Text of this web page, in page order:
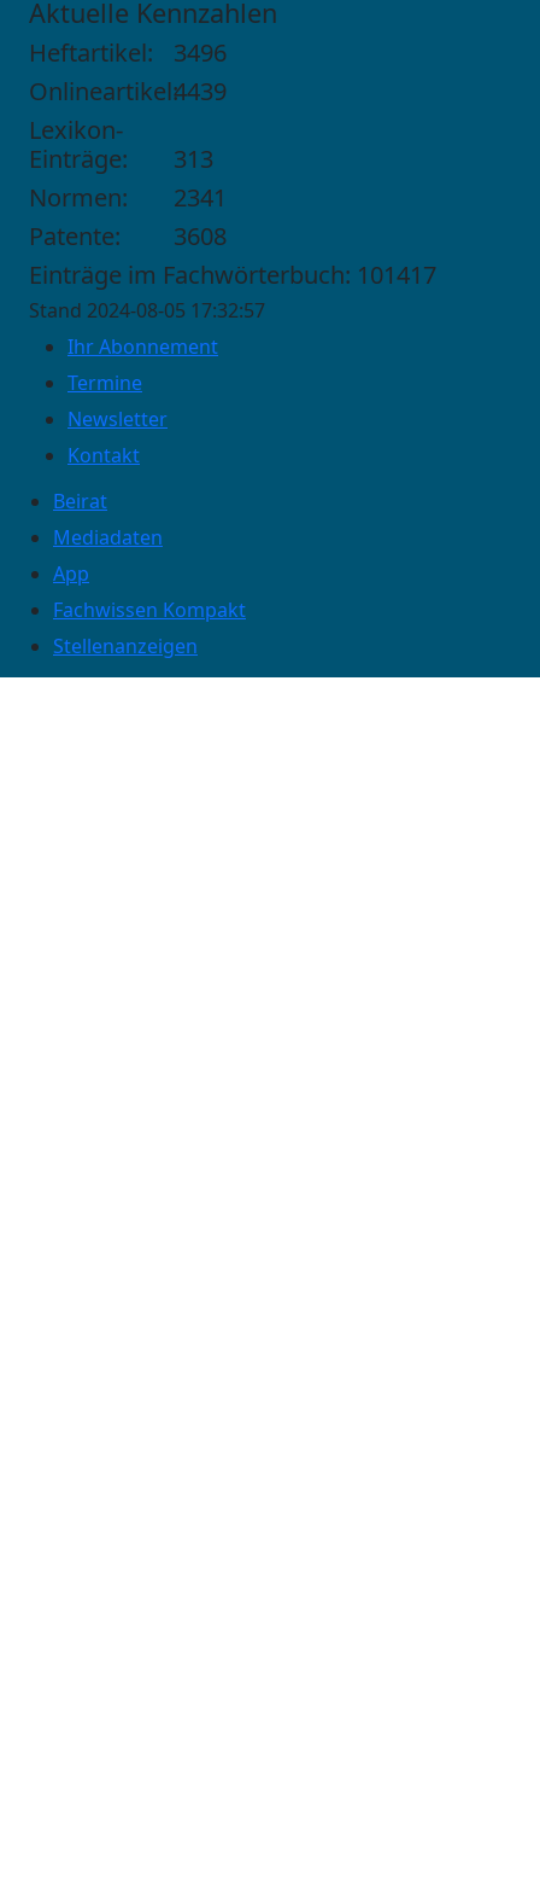
Aktuelle Kennzahlen
Heftartikel:
3496
Onlineartikel:4439
Lexikon-
Einträge:
313
Normen:
2341
Patente:
3608
Einträge im Fachwörterbuch: 101417
Stand 2024-08-05 17:32:57
Ihr Abonnement
Termine
Newsletter
Kontakt
Beirat
Mediadaten
App
Fachwissen Kompakt
Stellenanzeigen